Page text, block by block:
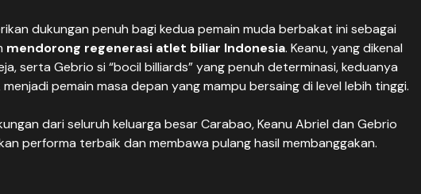
dukungan penuh bagi kedua pemain muda berbakat ini sebagai
mendorong regenerasi atlet biliar Indonesia. Keanu, yang dikenal
serta Gebrio si “bocil billiards” yang penuh determinasi, keduanya
pemain masa depan yang mampu bersaing di level lebih tinggi.
dari seluruh keluarga besar Carabao, Keanu Abriel dan Gebrio
performa terbaik dan membawa pulang hasil membanggakan.